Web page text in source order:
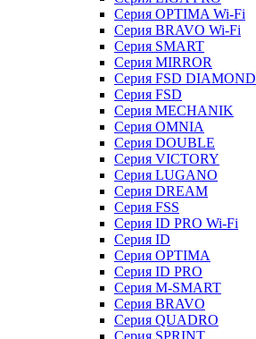
Серия OPTIMA Wi-Fi
Серия BRAVO Wi-Fi
Серия SMART
Серия MIRROR
Серия FSD DIAMOND
Серия FSD
Серия MECHANIK
Серия OMNIA
Серия DOUBLE
Серия VICTORY
Серия LUGANO
Серия DREAM
Серия FSS
Серия ID PRO Wi-Fi
Серия ID
Серия OPTIMA
Серия ID PRO
Серия M-SMART
Серия BRAVO
Серия QUADRO
Серия SPRINT